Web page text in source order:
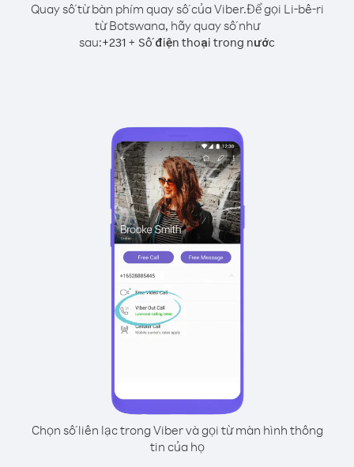
Quay số từ bàn phím quay số của Viber.Để gọi Li-bê-ri
từ Botswana, hãy quay số như
sau:+231 + Số điện thoại trong nước
Chọn số liên lạc trong Viber và gọi từ màn hình thông
tin của họ